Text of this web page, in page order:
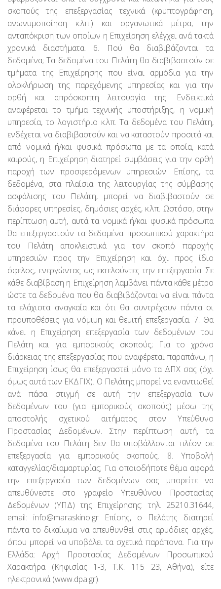
σκοπούς της επεξεργασίας τεχνικά (κρυπτογράφηση,
ανωνυμοποίηση κ.λπ.) και οργανωτικά μέτρα, την
ανταπόκριση των οποίων η Επιχείρηση ελέγχει ανά τακτά
χρονικά διαστήματα. 6. Πού θα διαβιβάζονται τα
δεδομένα; Τα δεδομένα του Πελάτη θα διαβιβαστούν σε
τμήματα της Επιχείρησης που είναι αρμόδια για την
ολοκλήρωση της παρεχόμενης υπηρεσίας και για την
ορθή και απρόσκοπτη λειτουργία της. Ενδεικτικά
αναφέρεται το τμήμα τεχνικής υποστήριξης, η νομική
υπηρεσία, το λογιστήριο κ.λπ. Τα δεδομένα του Πελάτη,
ενδέχεται να διαβιβαστούν και να καταστούν προσιτά και
από νομικά ή/και φυσικά πρόσωπα με τα οποία, κατά
καιρούς, η Επιχείρηση διατηρεί συμβάσεις για την ορθή
παροχή των προσφερόμενων υπηρεσιών. Επίσης, τα
δεδομένα, στα πλαίσια της λειτουργίας της σύμβασης
ασφάλισης του Πελάτη, μπορεί να διαβιβαστούν σε
διάφορες υπηρεσίες, δημόσιες αρχές, κ.λπ. Ωστόσο, στην
περίπτωση αυτή, αυτά τα νομικά ή/και φυσικά πρόσωπα
θα επεξεργαστούν τα δεδομένα προσωπικού χαρακτήρα
του Πελάτη αποκλειστικά για τον σκοπό παροχής
υπηρεσιών προς την Επιχείρηση και όχι προς ίδιο
όφελος, ενεργώντας ως εκτελούντες την επεξεργασία. Σε
κάθε διαβίβαση η Επιχείρηση λαμβάνει πάντα κάθε μέτρο
ώστε τα δεδομένα που θα διαβιβάζονται να είναι πάντα
τα ελάχιστα αναγκαία και ότι θα συντρέχουν πάντα οι
προϋποθέσεις για νόμιμη και θεμιτή επεξεργασία. 7. Θα
κάνει η Επιχείρηση επεξεργασία των δεδομένων του
Πελάτη και για εμπορικούς σκοπούς; Για το χρόνο
διάρκειας της επεξεργασίας που αναφέρεται παραπάνω, η
Επιχείρηση ίσως θα επεξεργαστεί μόνο τα ΔΠΧ σας (όχι
όμως αυτά των ΕΚΔΓΙΧ). Ο Πελάτης μπορεί να εναντιωθεί
ανά πάσα στιγμή σε αυτή την επεξεργασία των
δεδομένων του (για εμπορικούς σκοπούς) μέσω της
αποστολής σχετικού αιτήματος στον Υπεύθυνο
Προστασίας Δεδομένων. Στην περίπτωση αυτή, τα
δεδομένα του Πελάτη δεν θα υποβάλλονται πλέον σε
επεξεργασία για εμπορικούς σκοπούς. 8. Υποβολή
καταγγελίας/διαμαρτυρίας; Για οποιοδήποτε θέμα αφορά
την επεξεργασία των δεδομένων σας μπορείτε να
απευθύνεστε στο γραφείο Υπευθύνου Προστασίας
Δεδομένων (ΥΠΔ) της Επιχείρησης: τηλ. 25210.31644,
email: info@maraskino.gr Επίσης, ο Πελάτης διατηρεί
πάντα το δικαίωμα να απευθυνθεί στις αρμόδιες αρχές,
όπου μπορεί να υποβάλει τα σχετικά παράπονα. Για την
Ελλάδα: Αρχή Προστασίας Δεδομένων Προσωπικού
Χαρακτήρα (Κηφισίας 1-3, Т.К. 115 23, Αθήνα), είτε
ηλεκτρονικά (www.dpa.gr).